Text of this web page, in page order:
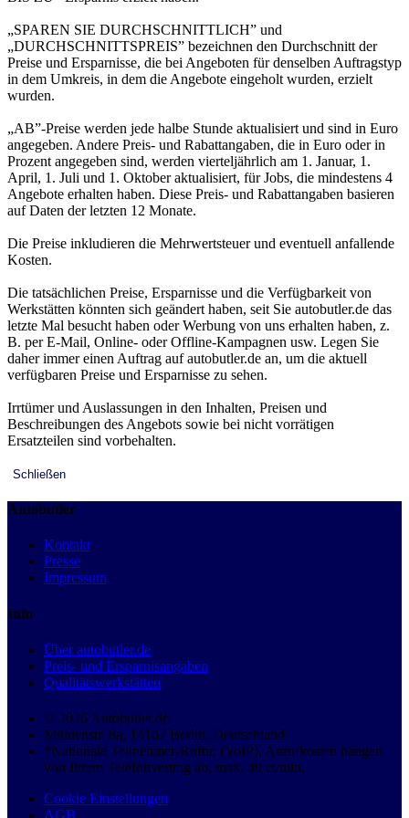
„SPAREN SIE DURCHSCHNITTLICH” und
„DURCHSCHNITTSPREIS” bezeichnen den Durchschnitt der
Preise und Ersparnisse, die bei Angeboten für denselben Auftragstyp
in dem Umkreis, in dem die Angebote eingeholt wurden, erzielt
wurden.
„AB”-Preise werden jede halbe Stunde aktualisiert und sind in Euro
angegeben. Andere Preis- und Rabattangaben, die in Euro oder in
Prozent angegeben sind, werden vierteljährlich am 1. Januar, 1.
April, 1. Juli und 1. Oktober aktualisiert, für Jobs, die mindestens 4
Angebote erhalten haben. Diese Preis- und Rabattangaben basieren
auf Daten der letzten 12 Monate.
Die Preise inkludieren die Mehrwertsteuer und eventuell anfallende
Kosten.
Die tatsächlichen Preise, Ersparnisse und die Verfügbarkeit von
Werkstätten könnten sich geändert haben, seit Sie autobutler.de das
letzte Mal besucht haben oder Werbung von uns erhalten haben, z.
B. per E-Mail, Online- oder Offline-Kampagnen usw. Legen Sie
daher immer einen Auftrag auf autobutler.de an, um die aktuell
verfügbaren Preise und Ersparnisse zu sehen.
Irrtümer und Auslassungen in den Inhalten, Preisen und
Beschreibungen des Angebots sowie bei nicht vorrätigen
Ersatzteilen sind vorbehalten.
Schließen
Autobutler
Kontakt
Presse
Impressum
Info
Über autobutler.de
Preis- und Ersparnisangaben
Qualitätswerkstätten
© 2026 Autobutler.de
Mühlenstr. 8a, 14167 Berlin, Deutschland
*Nationale Teilnehmer-Rufnr. (VoIP), Anrufkosten hängen
von Ihrem Telefonvertrag ab, max. 49 ct/min.
Cookie Einstellungen